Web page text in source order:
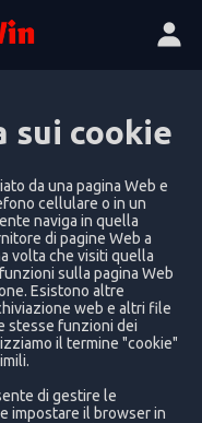
sui cookie
da una pagina Web e
cellulare o in un
naviga in quella
di pagine Web a
volta che visiti quella
sulla pagina Web
Esistono altre
web e altri file
stesse funzioni dei
il termine "cookie"
di gestire le
impostare il browser in